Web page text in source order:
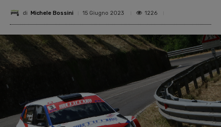
di Michele Bossini 15 Giugno 2023 1226